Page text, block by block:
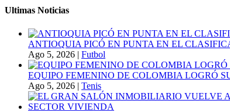
Ultimas Noticias
ANTIOQUIA PICÓ EN PUNTA EN EL
Ago 5, 2026 | Futbol
EQUIPO FEMENINO DE COLOMBIA LOGRÓ
Ago 5, 2026 | Tenis